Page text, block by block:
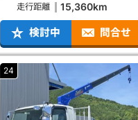
走行距離 15,360km
検討中 問合せ
24